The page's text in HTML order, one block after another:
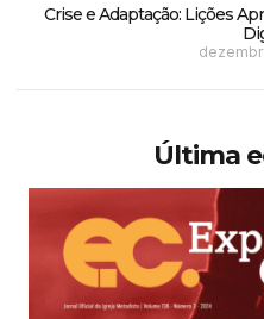
Crise e Adaptação: Lições
Última